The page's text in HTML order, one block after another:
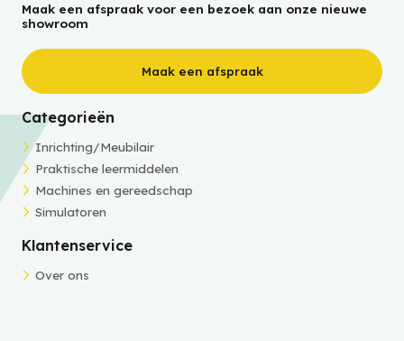
Maak een afspraak voor een bezoek aan onze nieuwe
showroom
Maak een afspraak
Categorieën
Inrichting/Meubilair
Praktische leermiddelen
Machines en gereedschap
Simulatoren
Klantenservice
Over ons